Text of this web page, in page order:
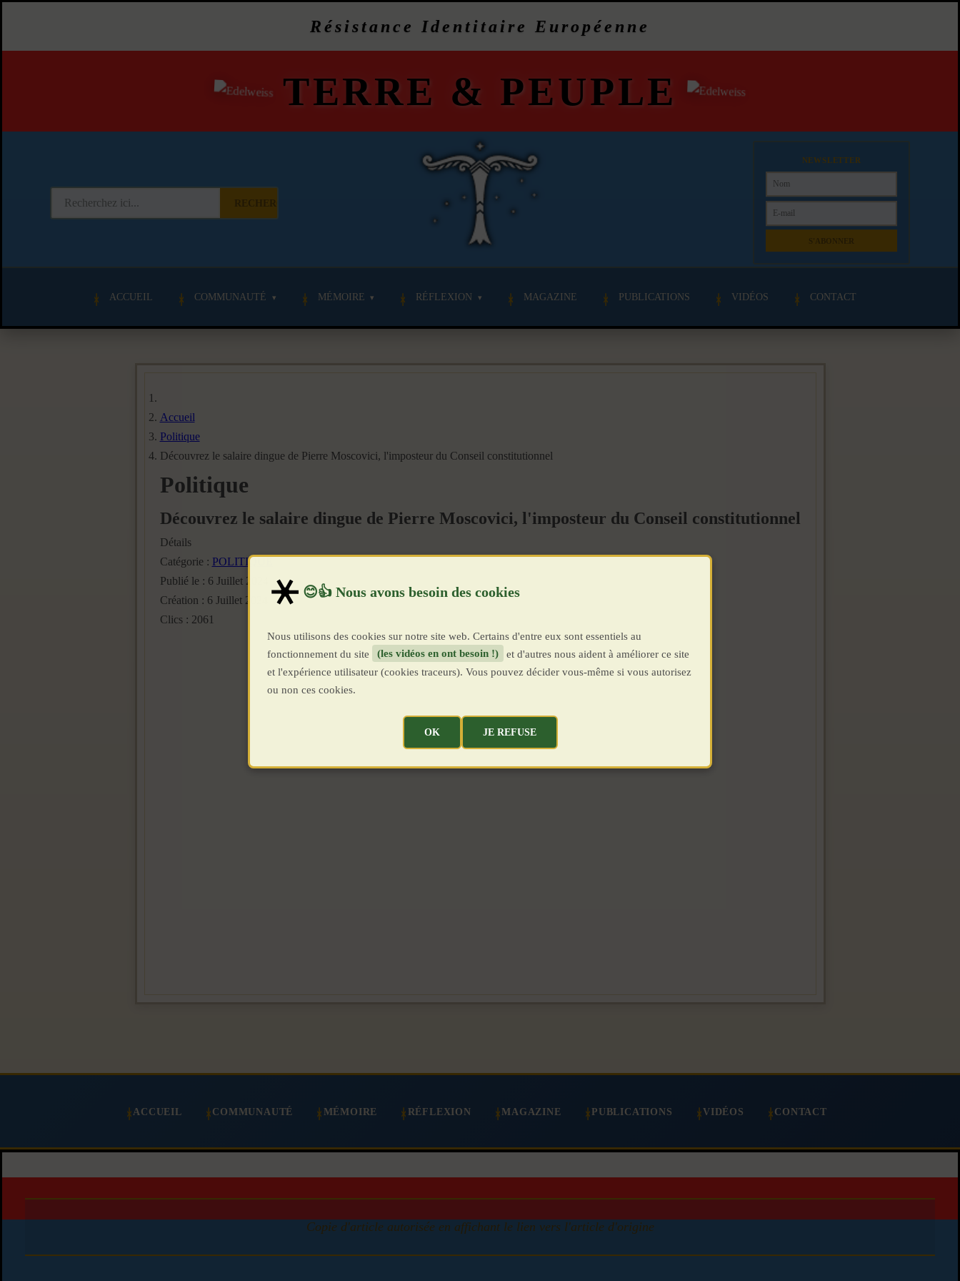
Résistance Identitaire Européenne
TERRE & PEUPLE
NEWSLETTER
ACCUEIL COMMUNAUTÉ MÉMOIRE RÉFLEXION MAGAZINE PUBLICATIONS VIDÉOS CONTACT
Accueil
Politique
Découvrez le salaire dingue de Pierre Moscovici, l'imposteur du Conseil constitutionnel
Politique
Découvrez le salaire dingue de Pierre Moscovici, l'imposteur du Conseil constitutionnel
Détails
Catégorie : POLITIQUE
Publié le : 6 Juillet 2024
Création : 6 Juillet 2024
Clics : 2061
ACCUEIL COMMUNAUTÉ MÉMOIRE RÉFLEXION MAGAZINE PUBLICATIONS VIDÉOS CONTACT
Copie d'article autorisée en affichant le lien vers l'article d'origine
Nous utilisons des cookies sur notre site web. Certains d'entre eux sont essentiels au
fonctionnement du site
(les vidéos en ont besoin !)
et d'autres nous aident à améliorer ce site
et l'expérience utilisateur (cookies traceurs). Vous pouvez décider vous-même si vous autorisez
ou non ces cookies.
OK JE REFUSE